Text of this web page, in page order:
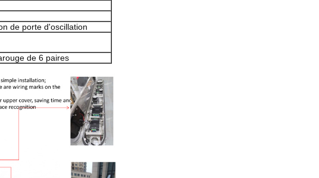
de porte d'oscillation
de 6 paires